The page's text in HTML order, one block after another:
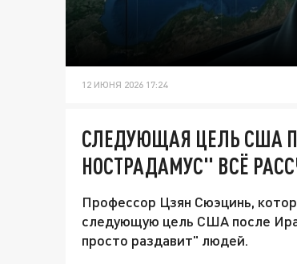
12 ИЮНЯ 2026 17:24
СЛЕДУЮЩАЯ ЦЕЛЬ США
НОСТРАДАМУС" ВСЁ
Профессор Цзян Сюэцинь,
следующую цель США после
просто раздавит" людей.